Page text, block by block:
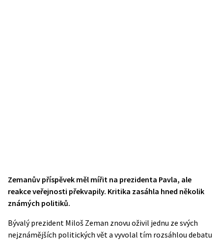
Zemanův příspěvek měl mířit na prezidenta Pavla, ale
reakce veřejnosti překvapily. Kritika zasáhla hned několik
známých politiků.
Bývalý prezident Miloš Zeman znovu oživil jednu ze svých
nejznámějších politických vět a vyvolal tím rozsáhlou debatu